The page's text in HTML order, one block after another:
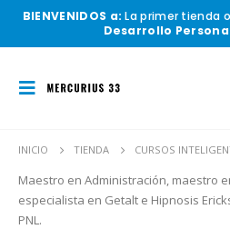
BIENVENIDOS a: La primer tienda
Desarrollo
INICIO TIENDA CURSOS
Maestro en Administración, maestro
especialista en Getalt e Hipnosis
PNL.